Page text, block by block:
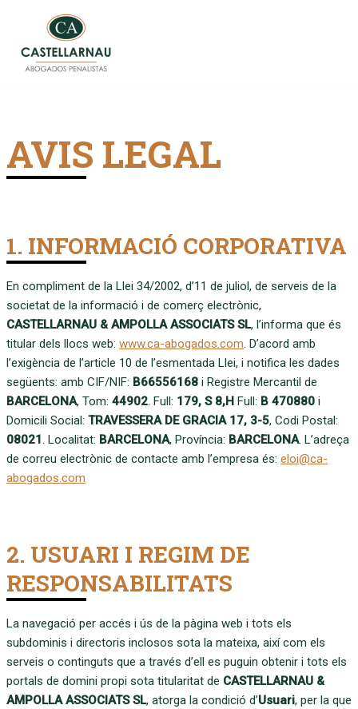
AVIS LEGAL
1. INFORMACIÓ CORPORATIVA
En compliment de la Llei 34/2002, d’11 de juliol, de serveis de la
societat de la informació i de comerç electrònic,
CASTELLARNAU & AMPOLLA ASSOCIATS SL, l’informa que és
titular dels llocs web: www.ca-abogados.com. D’acord amb
l’exigència de l’article 10 de l’esmentada Llei, i notifica les dades
següents: amb CIF/NIF: B66556168 i Registre Mercantil de
BARCELONA, Tom: 44902. Full: 179, S 8,H Full: B 470880 i
Domicili Social: TRAVESSERA DE GRACIA 17, 3-5, Codi Postal:
08021. Localitat: BARCELONA, Província: BARCELONA. L’adreça
de correu electrònic de contacte amb l’empresa és: eloi@ca-
abogados.com
2. USUARI I REGIM DE
RESPONSABILITATS
La navegació per accés i ús de la pàgina web i tots els
subdominis i directoris inclosos sota la mateixa, així com els
serveis o continguts que a través d’ell es puguin obtenir i tots els
portals de domini propi sota titularitat de CASTELLARNAU &
AMPOLLA ASSOCIATS SL, atorga la condició d’Usuari, per la que